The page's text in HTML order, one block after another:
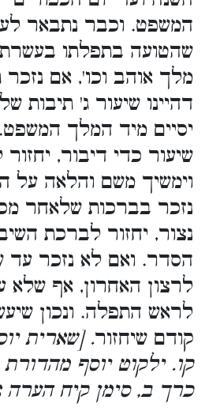
המשפט. וכבר נתבאר
שהטועה בתפלתו
מלך אוהב וכו', אם נזכר
דהיינו שיעור ג' תיבות
יסיים מיד המלך
שיעור כדי דיבור,
וימשיך משם והלאה על
נזכר בברכות שלאחר
נצור, יחזור לברכת
הסדר. ואם לא נזכר עד
לרצון האחרון, אף שלא
לראש התפלה. ונכון
קודם שיחזור. [שארית
קו. ילקוט יוסף
כרך ב, סימן קיח הערה